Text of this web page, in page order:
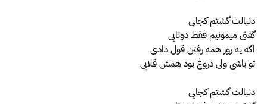
دنبالت گشتم کجایی
گفتی میمونیم فقط دوتایی
اگه یه روز همه رفتن قول دادی
تو باشی ولی دروغ بود همش قلابی
دنبالت گشتم کجایی